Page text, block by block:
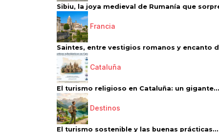
Sibiu, la joya medieval de Rumanía que
Francia
Saintes, entre vestigios romanos y encanto
Cataluña
El turismo religioso en Cataluña: un gigante...
Destinos
El turismo sostenible y las buenas prácticas...